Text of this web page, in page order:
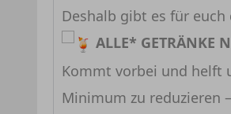
Deshalb gibt es für euch
ALLE* GETRÄNKE
Kommt vorbei und helft
Minimum zu reduzieren